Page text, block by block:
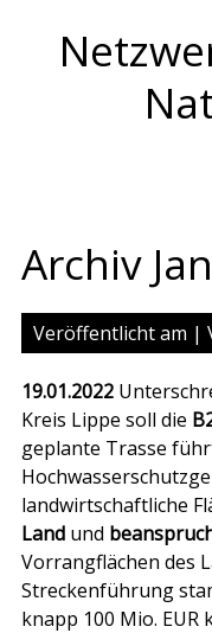
content
Archiv
Veröffentlicht am |
19.01.2022
Kreis Lippe soll die
geplante Trasse
landwirtschaftliche
Landund
Vorrangflächen des
Streckenführung
knapp 100 Mio.